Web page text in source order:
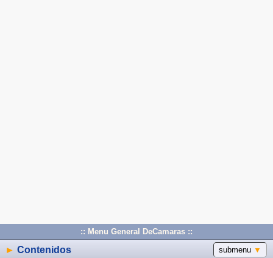
:: Menu General DeCamaras ::
submenu ▼
► Contenidos